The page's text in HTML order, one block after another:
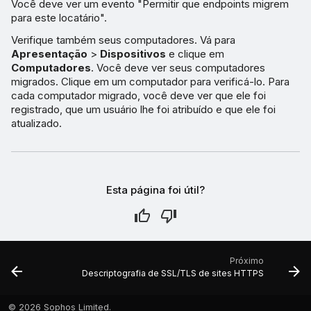
Você deve ver um evento "Permitir que endpoints migrem
para este locatário".
Verifique também seus computadores. Vá para
Apresentação > Dispositivos e clique em
Computadores. Você deve ver seus computadores
migrados. Clique em um computador para verificá-lo. Para
cada computador migrado, você deve ver que ele foi
registrado, que um usuário lhe foi atribuído e que ele foi
atualizado.
Esta página foi útil?
Próximo
Descriptografia de SSL/TLS de sites HTTPS
© 2026 Sophos Limited.